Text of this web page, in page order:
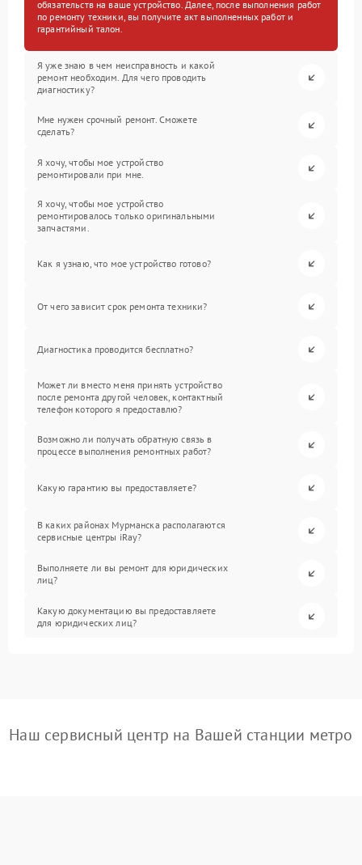
обязательств на ваше устройство. Далее, после выполнения работ
по ремонту техники, вы получите акт выполненных работ и
гарантийный талон.
Я уже знаю в чем неисправность и какой
ремонт необходим. Для чего проводить
диагностику?
Мне нужен срочный ремонт. Сможете
сделать?
Я хочу, чтобы мое устройство
ремонтировали при мне.
Я хочу, чтобы мое устройство
ремонтировалось только оригинальными
запчастями.
Как я узнаю, что мое устройство готово?
От чего зависит срок ремонта техники?
Диагностика проводится бесплатно?
Может ли вместо меня принять устройство
после ремонта другой человек, контактный
телефон которого я предоставлю?
Возможно ли получать обратную связь в
процессе выполнения ремонтных работ?
Какую гарантию вы предоставляете?
В каких районах Мурманска располагаются
сервисные центры iRay?
Выполняете ли вы ремонт для юридических
лиц?
Какую документацию вы предоставляете
для юридических лиц?
Наш сервисный центр на Вашей станции метро